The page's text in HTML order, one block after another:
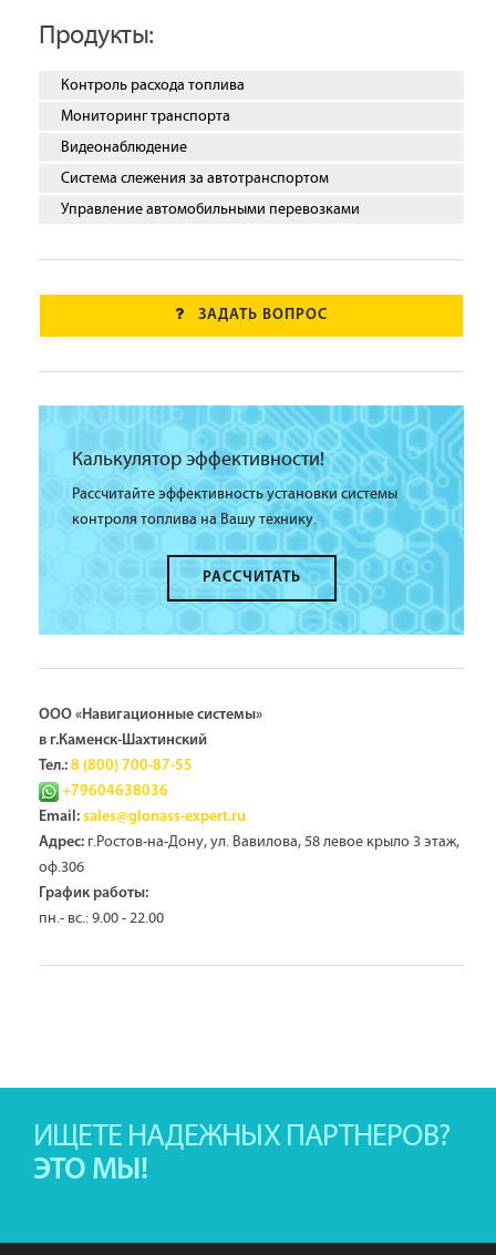
Продукты:
Контроль расхода топлива
Мониторинг транспорта
Видеонаблюдение
Система слежения за автотранспортом
Управление автомобильными перевозками
ЗАДАТЬ ВОПРОС
Калькулятор эффективности!
Рассчитайте эффективность установки системы
контроля топлива на Вашу технику.
РАССЧИТАТЬ
ООО «Навигационные системы»
в г.Каменск-Шахтинский
Тел.: 8 (800) 700-87-55
+79604638036
Email: sales@glonass-expert.ru
Адрес: г.Ростов-на-Дону, ул. Вавилова, 58 левое крыло 3 этаж,
оф.306
График работы:
пн.- вс.: 9.00 - 22.00
ИЩЕТЕ НАДЕЖНЫХ ПАРТНЕРОВ?
ЭТО МЫ!